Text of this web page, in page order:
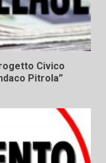
Civico
Pitrola”